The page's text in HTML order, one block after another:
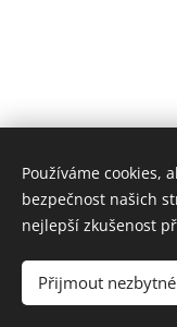
Všechna
Používáme cookies,
bezpečnost našich
nejlepší zkušenost
Přijmout nezbytné